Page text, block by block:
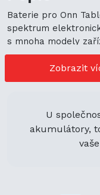
Baterie pro Onn
spektrum
s mnoha modely
možnosti nákupu.
ekologickouZobrazit
U
akumulátory,